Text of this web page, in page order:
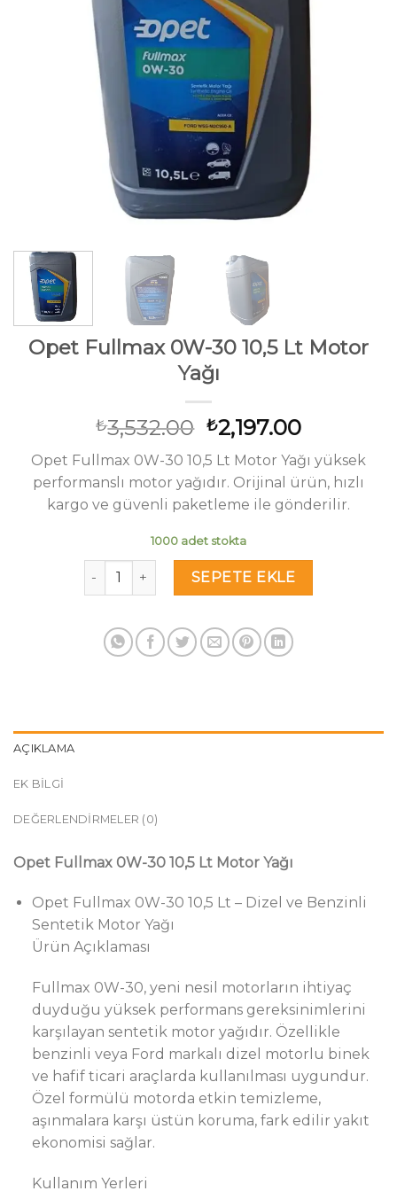
Opet Fullmax 0W-30 10,5 Lt Motor
Yağı
₺3,532.00 Orijinal
fiyat:
₺3,532.00.
₺2,197.00Şu
andaki
fiyat:
Opet Fullmax 0W-30 10,5 Lt Motor Yağı yüksek
performanslı motor yağıdır. Orijinal ürün, hızlı
kargo ve güvenli paketleme ile gönderilir.
1000 adet stokta
Opet Fullmax 0W-30 10,5 Lt Motor Yağı adet
SEPETE EKLE
AÇIKLAMA
EK BILGI
DEĞERLENDIRMELER (0)
Opet Fullmax 0W-30 10,5 Lt Motor Yağı
Opet Fullmax 0W-30 10,5 Lt – Dizel ve Benzinli
Sentetik Motor Yağı
Ürün Açıklaması
Fullmax 0W-30, yeni nesil motorların ihtiyaç
duyduğu yüksek performans gereksinimlerini
karşılayan sentetik motor yağıdır. Özellikle
benzinli veya Ford markalı dizel motorlu binek
ve hafif ticari araçlarda kullanılması uygundur.
Özel formülü motorda etkin temizleme,
aşınmalara karşı üstün koruma, fark edilir yakıt
ekonomisi sağlar.
Kullanım Yerleri